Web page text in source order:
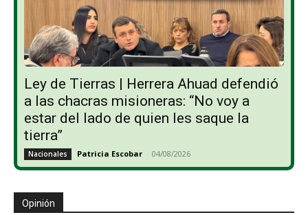
Ley de Tierras | Herrera Ahuad defendió
a las chacras misioneras: “No voy a
estar del lado de quien les saque la
tierra”
Nacionales Patricia Escobar - 04/08/2026
Opinión